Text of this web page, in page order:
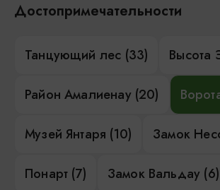
Достопримечательности
Танцующий лес (33) Высота
Район Амалиенау (20)
Музей Янтаря (10) Замок
Понарт (7) Замок Вальдау (6)